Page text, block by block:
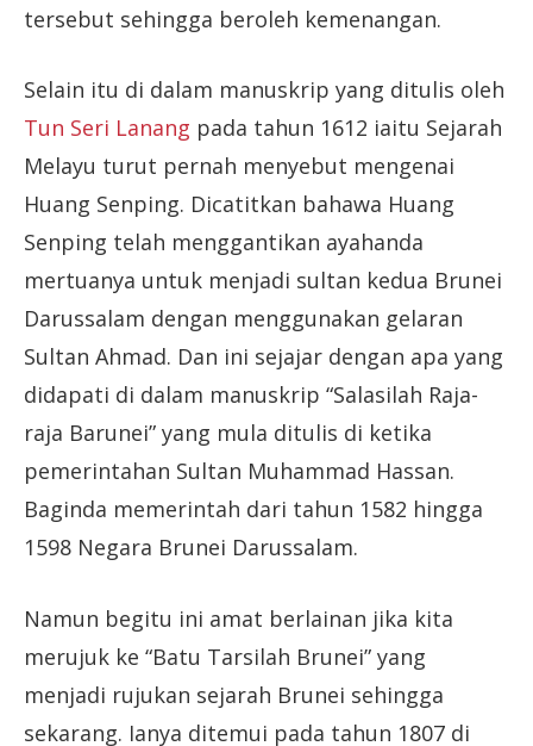
tersebut sehingga beroleh kemenangan.
Selain itu di dalam manuskrip yang ditulis oleh
Tun Seri Lanang pada tahun 1612 iaitu Sejarah
Melayu turut pernah menyebut mengenai
Huang Senping. Dicatitkan bahawa Huang
Senping telah menggantikan ayahanda
mertuanya untuk menjadi sultan kedua Brunei
Darussalam dengan menggunakan gelaran
Sultan Ahmad. Dan ini sejajar dengan apa yang
didapati di dalam manuskrip “Salasilah Raja-
raja Barunei” yang mula ditulis di ketika
pemerintahan Sultan Muhammad Hassan.
Baginda memerintah dari tahun 1582 hingga
1598 Negara Brunei Darussalam.
Namun begitu ini amat berlainan jika kita
merujuk ke “Batu Tarsilah Brunei” yang
menjadi rujukan sejarah Brunei sehingga
sekarang. Ianya ditemui pada tahun 1807 di